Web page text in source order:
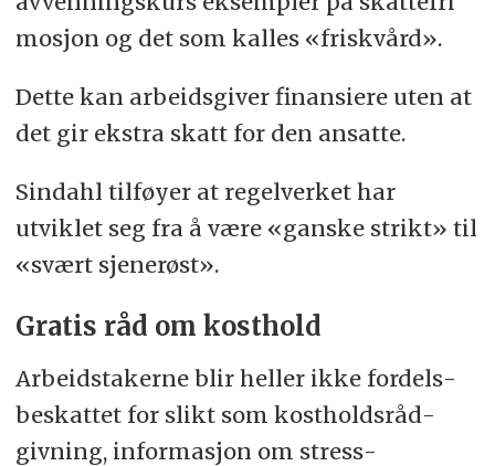
mosjon og det som kalles «friskvård».
Dette kan arbeids­giver finansiere uten at
det gir ekstra skatt for den ansatte.
Sindahl tilføyer at regel­verket har
utviklet seg fra å være «ganske strikt» til
«svært sjenerøst».
Gratis råd om kosthold
Arbeidstakerne blir heller ikke fordels­
beskattet for slikt som kost­holds­råd­
givning, informasjon om stress­